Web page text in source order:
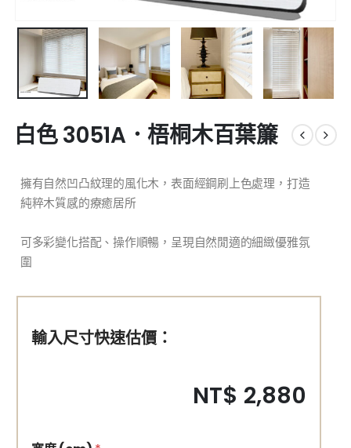
白色 3051A．梧桐木百葉簾
擁有自然凹凸紋理的風化木，表面經鋼刷上色處理，打造
純粹木質感的療癒居所
可多彩變化搭配、操作順暢，呈現自然閒適的細緻優雅氛
圍
輸入尺寸快速估價：
NT$ 2,880